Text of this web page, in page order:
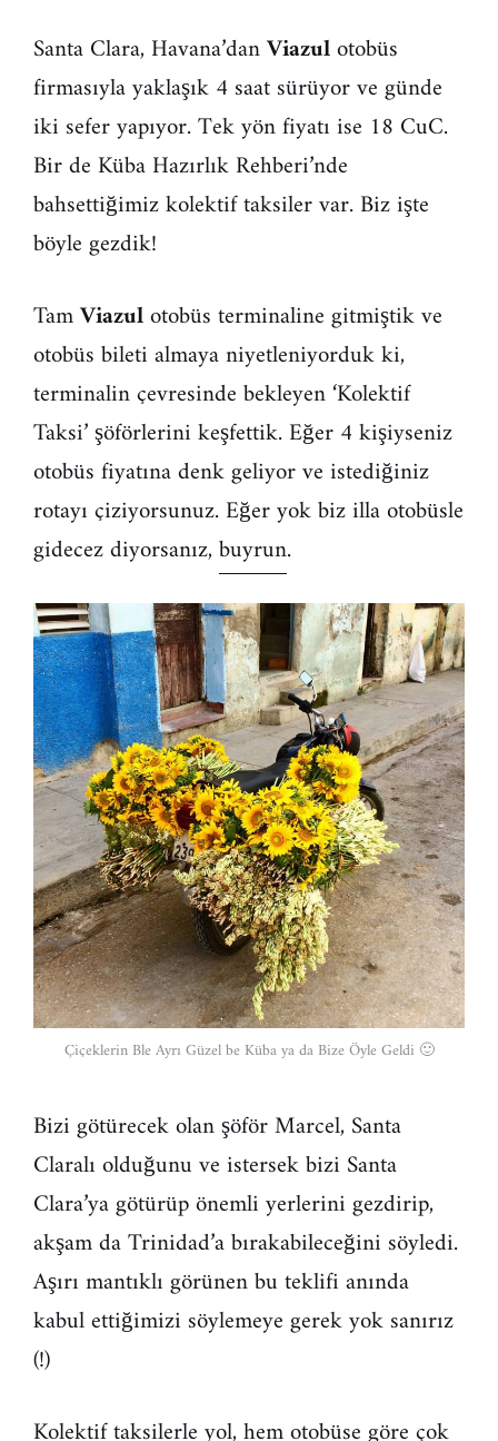
Santa Clara, Havana’danViazulotobüs
firmasıyla yaklaşık 4 saat sürüyor ve günde
iki sefer yapıyor. Tek yön fiyatı ise 18 CuC.
Bir de Küba Hazırlık Rehberi’nde
bahsettiğimiz kolektif taksiler var. Biz işte
böyle gezdik!
TamViazulotobüs terminaline gitmiştik ve
otobüs bileti almaya niyetleniyorduk ki,
terminalin çevresinde bekleyen ‘Kolektif
Taksi’ şöförlerini keşfettik. Eğer 4 kişiyseniz
otobüs fiyatına denk geliyor ve istediğiniz
rotayı çiziyorsunuz. Eğer yok biz illa otobüsle
gidecez diyorsanız,buyrun.
Çiçeklerin Ble Ayrı Güzel be Küba ya da Bize Öyle Geldi 🙂
Bizi götürecek olan şöför Marcel, Santa
Claralı olduğunu ve istersek bizi Santa
Clara’ya götürüp önemli yerlerini gezdirip,
akşam da Trinidad’a bırakabileceğini söyledi.
Aşırı mantıklı görünen bu teklifi anında
kabul ettiğimizi söylemeye gerek yok sanırız
(!)